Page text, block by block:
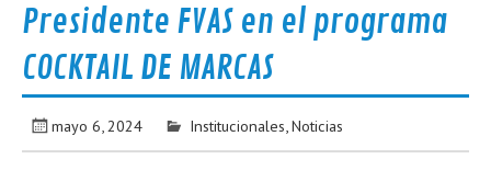
Presidente FVAS en el programa
COCKTAIL DE MARCAS
mayo 6, 2024 Institucionales Noticias